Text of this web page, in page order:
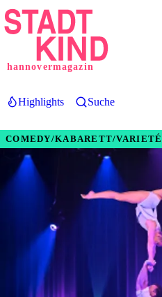
Direkt
zum
hannovermagazin
Highlights Suche
COMEDY/KABARETT/VARIETÉ